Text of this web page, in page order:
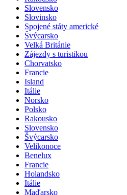
Slovensko
Slovinsko
Spojené státy americké
Švýcarsko
Velká Británie
Zájezdy s turistikou
Chorvatsko
Francie
Island
Itálie
Norsko
Polsko
Rakousko
Slovensko
Švýcarsko
Velikonoce
Benelux
Francie
Holandsko
Itálie
Maďarsko